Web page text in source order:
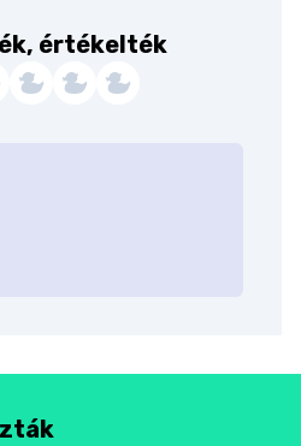
értékelték